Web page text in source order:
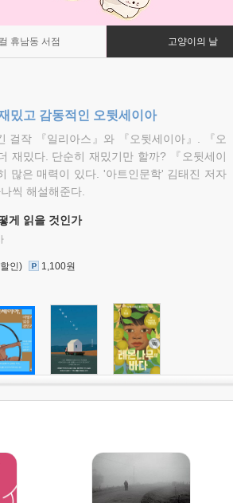
휴남동 서점 고양이의 날
밌고 감동적인 오뒷세이아
걸작 『일리아스』와 『오뒷세이아』. 『오
재밌다. 단순히 재밌기만 할까? 『오뒷세이
많은 매력이 있다. '아트인문학' 김태진 저자
씩 해설해준다.
게 읽을 것인가
인) 1,100원